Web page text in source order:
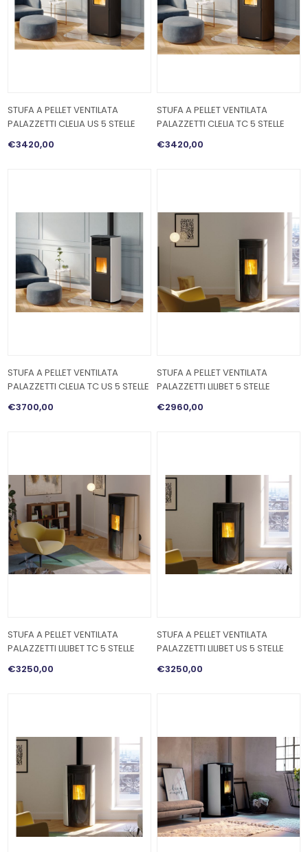
STUFA A PELLET VENTILATA
PALAZZETTI CLELIA US 5 STELLE
€3420,00
STUFA A PELLET VENTILATA
PALAZZETTI CLELIA TC 5 STELLE
€3420,00
STUFA A PELLET VENTILATA
PALAZZETTI CLELIA TC US 5 STELLE
€3700,00
STUFA A PELLET VENTILATA
PALAZZETTI LILIBET 5 STELLE
€2960,00
STUFA A PELLET VENTILATA
PALAZZETTI LILIBET TC 5 STELLE
€3250,00
STUFA A PELLET VENTILATA
PALAZZETTI LILIBET US 5 STELLE
€3250,00